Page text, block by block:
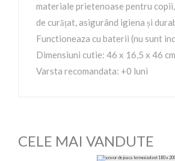
materiale prietenoase pentru
de curățat, asigurând igiena și
Functioneaza cu baterii (nu sunt
Dimensiuni cutie: 46 x 16,5 x 46 cm
Varsta recomandata: +0 luni
CELE MAI VANDUTE